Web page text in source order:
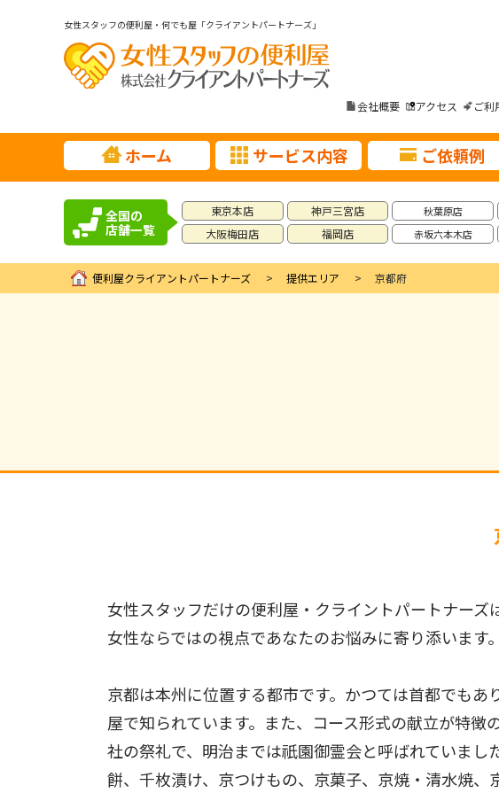
女性スタッフの便利屋・何でも屋「クライアントパートナーズ」
会社概要 アクセス ご利
ホーム サービス内容 ご依頼例
全国の
店舗一覧
東京本店
大阪梅田店
神戸三宮店
福岡店
秋葉原店
赤坂六本木店
便利屋クライアントパートナーズ 提供エリア 京都府
女性スタッフだけの便利屋・クライントパートナーズ
女性ならではの視点であなたのお悩みに寄り添います
京都は本州に位置する都市です。かつては首都でも
屋で知られています。また、コース形式の献立が特
社の祭礼で、明治までは祇園御霊会と呼ばれていま
餅、千枚漬け、京つけもの、京菓子、京焼・清水焼